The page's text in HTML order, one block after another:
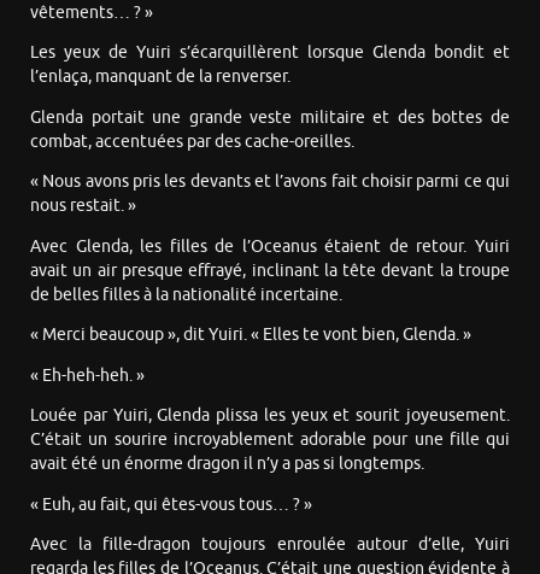
vêtements… ? »
Les yeux de Yuiri s’écarquillèrent lorsque Glenda bondit et
l’enlaça, manquant de la renverser.
Glenda portait une grande veste militaire et des bottes de
combat, accentuées par des cache-oreilles.
« Nous avons pris les devants et l’avons fait choisir parmi ce qui
nous restait. »
Avec Glenda, les filles de l’Oceanus étaient de retour. Yuiri
avait un air presque effrayé, inclinant la tête devant la troupe
de belles filles à la nationalité incertaine.
« Merci beaucoup », dit Yuiri. « Elles te vont bien, Glenda. »
« Eh-heh-heh. »
Louée par Yuiri, Glenda plissa les yeux et sourit joyeusement.
C’était un sourire incroyablement adorable pour une fille qui
avait été un énorme dragon il n’y a pas si longtemps.
« Euh, au fait, qui êtes-vous tous… ? »
Avec la fille-dragon toujours enroulée autour d’elle, Yuiri
regarda les filles de l’Oceanus. C’était une question évidente à